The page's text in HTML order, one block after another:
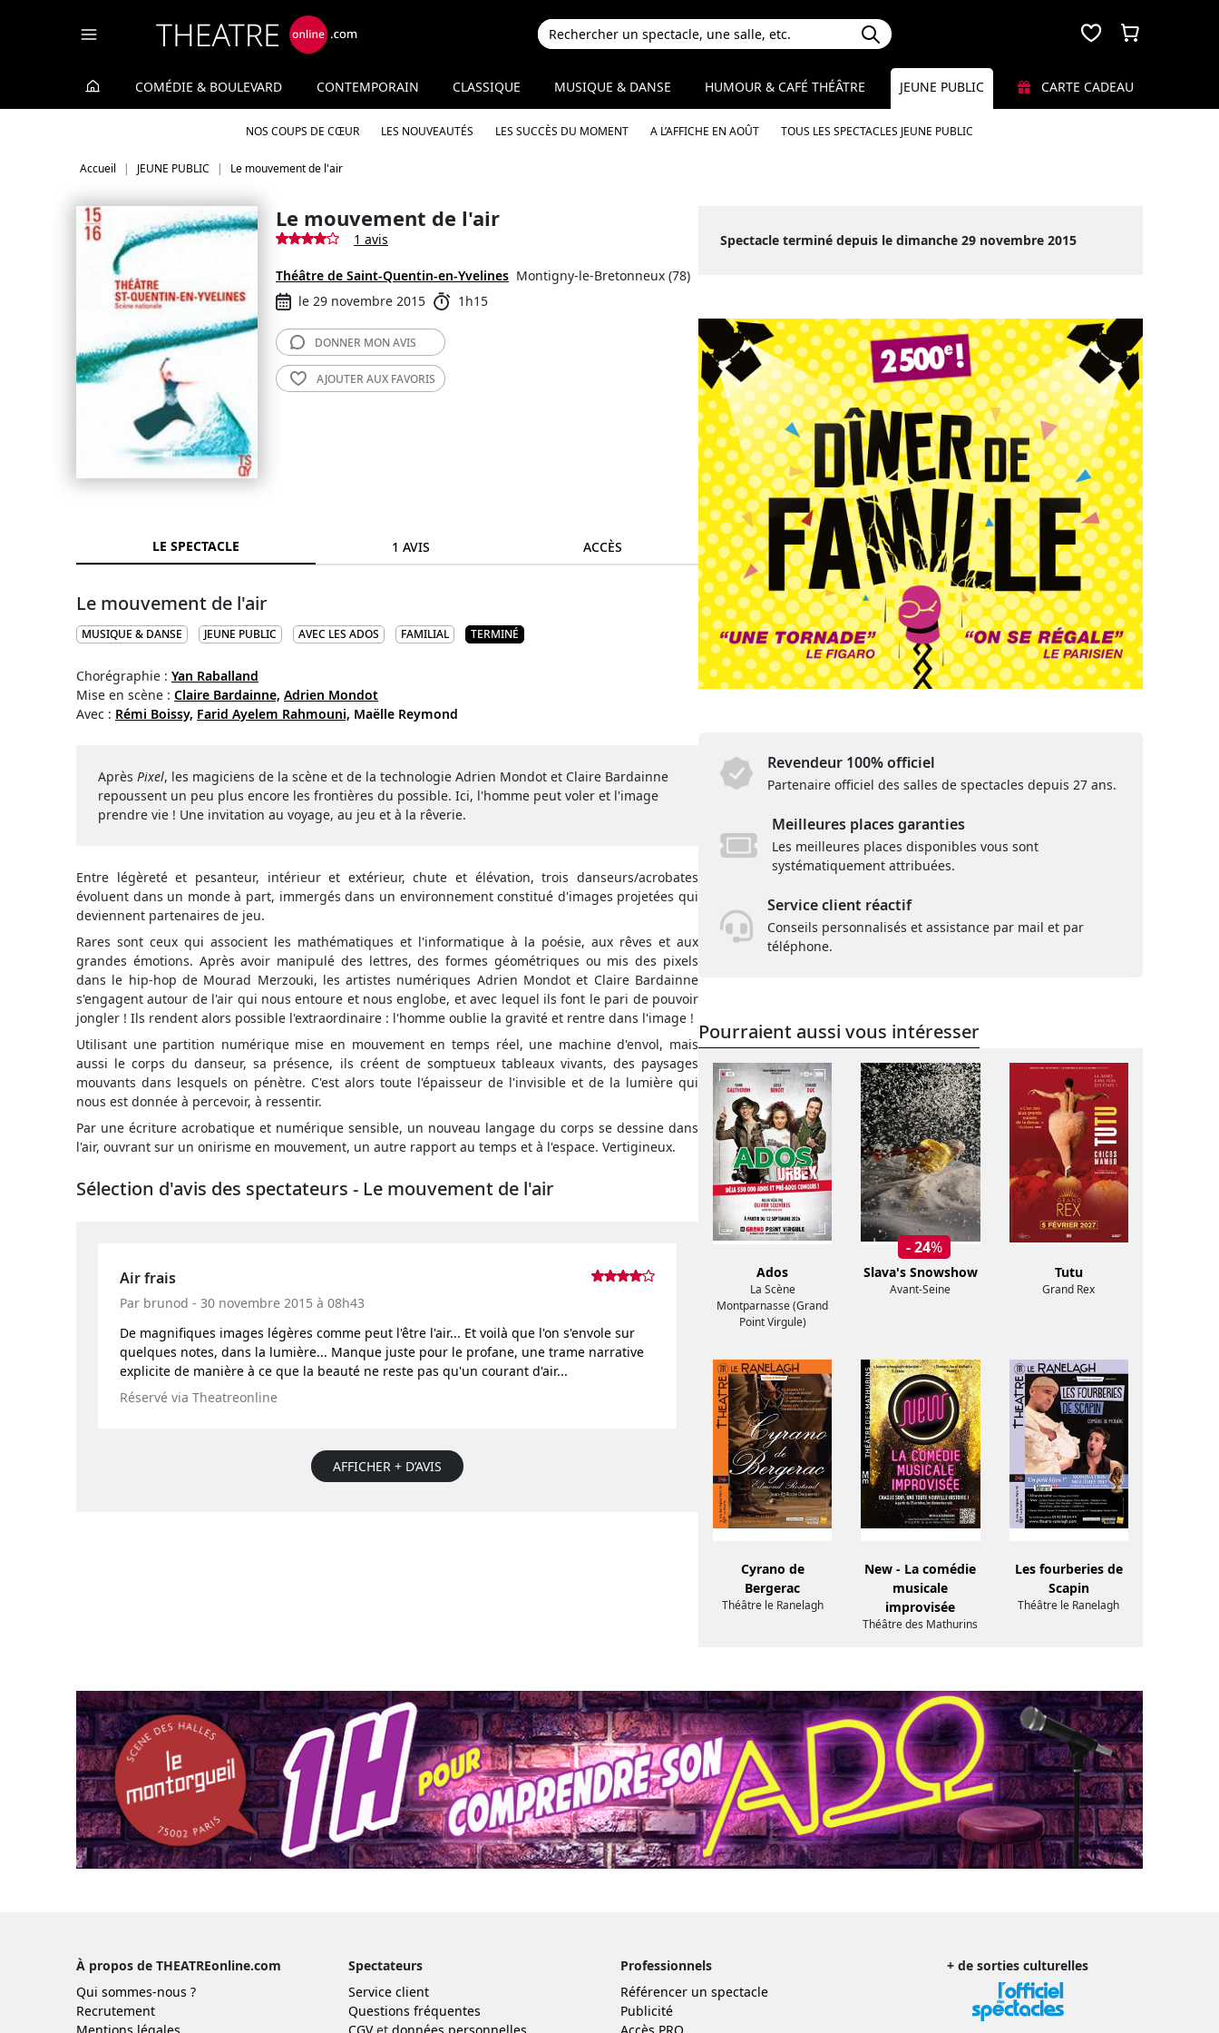
COMÉDIE & BOULEVARD CONTEMPORAIN CLASSIQUE MUSIQUE & DANSE HUMOUR & CAFÉ THÉÂTRE JEUNE PUBLIC
NOS COUPS DE CŒUR LES NOUVEAUTÉS LES SUCCÈS DU MOMENT A L’AFFICHE EN AOÛT TOUS LES SPECTACLES JEUNE PUBLIC
CARTE CADEAU
Accueil JEUNE PUBLIC Le mouvement de l'air
Le mouvement de l'air
1 avis
Théâtre de Saint-Quentin-en-Yvelines Montigny-le-Bretonneux (78)
le 29 novembre 2015
1h15
DONNER MON AVIS
AJOUTER AUX FAVORIS
LE SPECTACLE 1 AVIS ACCÈS
Le mouvement de l'air
MUSIQUE & DANSE JEUNE PUBLIC AVEC LES ADOS FAMILIAL TERMINÉ
Chorégraphie : Yan Raballand
Mise en scène : Claire Bardainne, Adrien Mondot
Avec : Rémi Boissy, Farid Ayelem Rahmouni, Maëlle Reymond
Après Pixel, les magiciens de la scène et de la technologie Adrien Mondot et Claire Bardainne
repoussent un peu plus encore les frontières du possible. Ici, l'homme peut voler et l'image
prendre vie ! Une invitation au voyage, au jeu et à la rêverie.
Entre légèreté et pesanteur, intérieur et extérieur, chute et élévation, trois danseurs/acrobates
évoluent dans un monde à part, immergés dans un environnement constitué d'images projetées qui
deviennent partenaires de jeu.
Rares sont ceux qui associent les mathématiques et l'informatique à la poésie, aux rêves et aux
grandes émotions. Après avoir manipulé des lettres, des formes géométriques ou mis des pixels
dans le hip-hop de Mourad Merzouki, les artistes numériques Adrien Mondot et Claire Bardainne
s'engagent autour de l'air qui nous entoure et nous englobe, et avec lequel ils font le pari de pouvoir
jongler ! Ils rendent alors possible l'extraordinaire : l'homme oublie la gravité et rentre dans l'image !
Utilisant une partition numérique mise en mouvement en temps réel, une machine d'envol, mais
aussi le corps du danseur, sa présence, ils créent de somptueux tableaux vivants, des paysages
mouvants dans lesquels on pénètre. C'est alors toute l'épaisseur de l'invisible et de la lumière qui
nous est donnée à percevoir, à ressentir.
Par une écriture acrobatique et numérique sensible, un nouveau langage du corps se dessine dans
l'air, ouvrant sur un onirisme en mouvement, un autre rapport au temps et à l'espace. Vertigineux.
Sélection d'avis des spectateurs - Le mouvement de l'air
Air frais
Par brunod - 30 novembre 2015 à 08h43
De magnifiques images légères comme peut l'être l'air... Et voilà que l'on s'envole sur
quelques notes, dans la lumière... Manque juste pour le profane, une trame narrative
explicite de manière à ce que la beauté ne reste pas qu'un courant d'air...
Réservé via Theatreonline
AFFICHER + D’AVIS
Spectacle terminé depuis le dimanche 29 novembre 2015
Revendeur 100% officiel
Partenaire officiel des salles de spectacles depuis 27 ans.
Meilleures places garanties
Les meilleures places disponibles vous sont
systématiquement attribuées.
Service client réactif
Conseils personnalisés et assistance par mail et par
téléphone.
Pourraient aussi vous intéresser
Ados
La Scène
Montparnasse (Grand
Point Virgule)
- 24%
Slava's Snowshow
Avant-Seine
Tutu
Grand Rex
Cyrano de
Bergerac
Théâtre le Ranelagh
New - La comédie
musicale
improvisée
Théâtre des Mathurins
Les fourberies de
Scapin
Théâtre le Ranelagh
À propos de THEATREonline.com
Qui sommes-nous ?
Recrutement
Spectateurs
Service client
Questions fréquentes
Professionnels
Référencer un spectacle
Publicité
+ de sorties culturelles